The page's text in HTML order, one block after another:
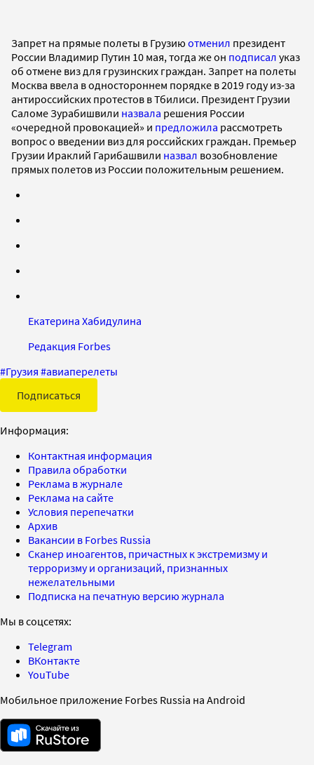
Запрет на прямые полеты в Грузию отменил президент
России Владимир Путин 10 мая, тогда же он подписал указ
об отмене виз для грузинских граждан. Запрет на полеты
Москва ввела в одностороннем порядке в 2019 году из-за
антироссийских протестов в Тбилиси. Президент Грузии
Саломе Зурабишвили назвала решения России
«очередной провокацией» и предложила рассмотреть
вопрос о введении виз для российских граждан. Премьер
Грузии Ираклий Гарибашвили назвал возобновление
прямых полетов из России положительным решением.
Екатерина Хабидулина
Редакция Forbes
#Грузия #авиаперелеты
Подписаться
Информация:
Контактная информация
Правила обработки
Реклама в журнале
Реклама на сайте
Условия перепечатки
Архив
Вакансии в Forbes Russia
Сканер иноагентов, причастных к экстремизму и
терроризму и организаций, признанных
нежелательными
Подписка на печатную версию журнала
Мы в соцсетях:
Telegram
ВКонтакте
YouTube
Мобильное приложение Forbes Russia на Android